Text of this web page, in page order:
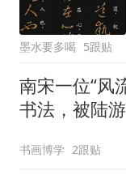
墨水要多喝 5跟贴
南宋一位“风
书法，被陆
芾！
书画博学 2跟贴